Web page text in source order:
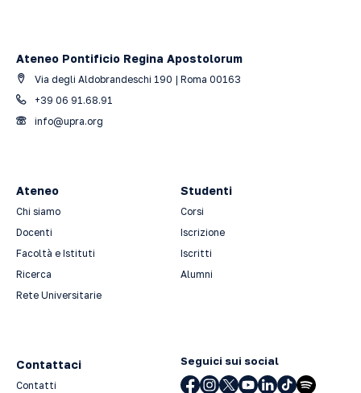
Ateneo Pontificio Regina Apostolorum
Via degli Aldobrandeschi 190 | Roma 00163
+39 06 91.68.91
info@upra.org
Ateneo
Chi siamo
Docenti
Facoltà e Istituti
Ricerca
Rete Universitarie
Studenti
Corsi
Iscrizione
Iscritti
Alumni
Contattaci
Contatti
Seguici sui social